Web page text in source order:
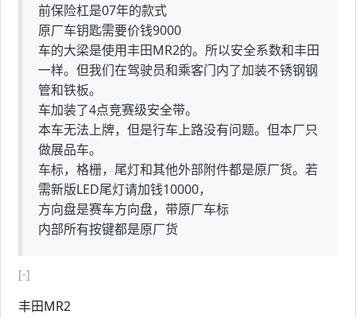
前保险杠是07年的款式
原厂车钥匙需要价钱9000
车的大梁是使用丰田MR2的。所以安全系数和丰田
一样。但我们在驾驶员和乘客门内了加装不锈钢钢
管和铁板。
车加装了4点竞赛级安全带。
本车无法上牌，但是行车上路没有问题。但本厂只
做展品车。
车标，格栅，尾灯和其他外部附件都是原厂货。若
需新版LED尾灯请加钱10000，
方向盘是赛车方向盘，带原厂车标
内部所有按键都是原厂货
[-]
丰田MR2